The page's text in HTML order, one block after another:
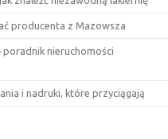
producenta z Mazowsza
nieruchomości
i nadruki, które przyciągają